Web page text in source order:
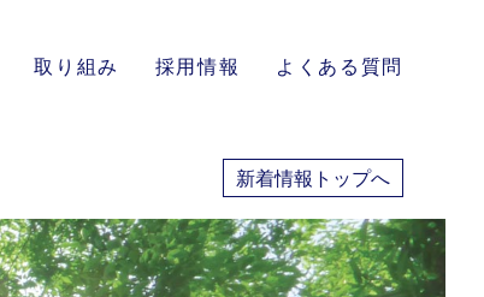
取り組み 採用情報 よくある質問
新着情報トップへ